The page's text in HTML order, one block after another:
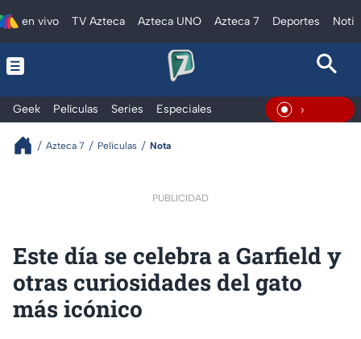
en vivo TV Azteca Azteca UNO Azteca 7 Deportes
Geek Películas Series Especiales En Vivo
Azteca 7 Películas Nota
PUBLICIDAD
Este día se celebra a Garfield y
otras curiosidades del gato
más icónico